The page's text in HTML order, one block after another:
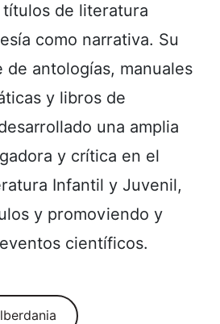
de literatura
como narrativa. Su
de antologías, manuales
y libros de
una amplia
y crítica en el
Infantil y Juvenil,
y promoviendo y
científicos.